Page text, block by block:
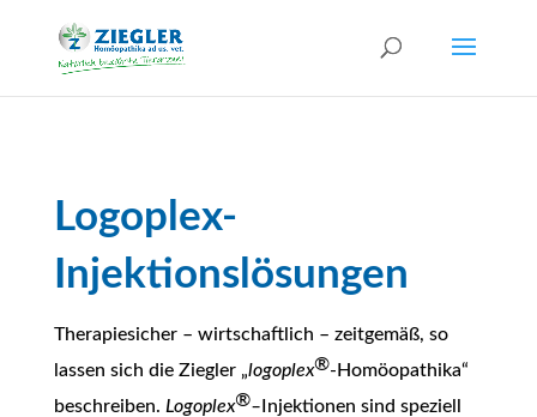
Logoplex-
Injektionslösungen
Therapiesicher – wirtschaftlich – zeitgemäß, so
lassen sich die Ziegler „logoplex®-Homöopathika“
beschreiben. Logoplex®– Injektionen sind speziell